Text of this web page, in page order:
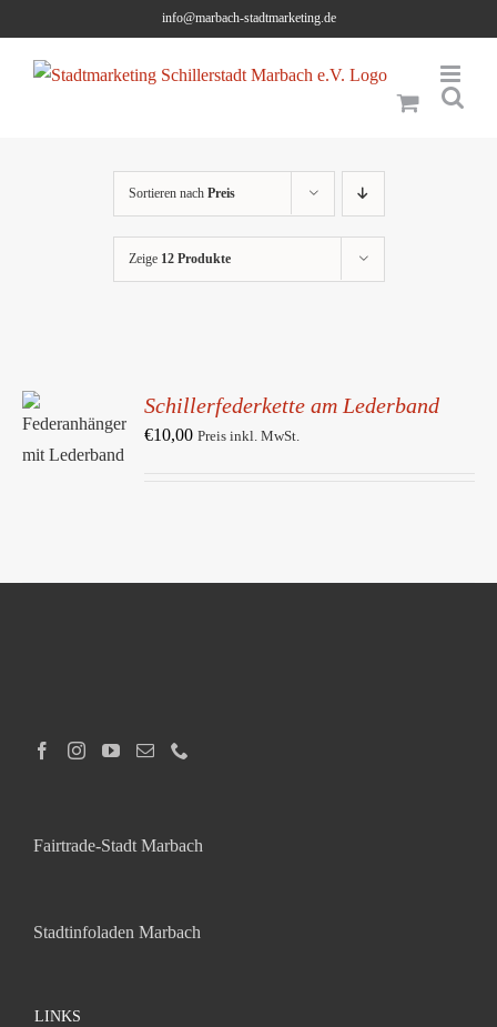
content
info@marbach-stadtmarketing.de
Sortieren nach Preis
Zeige 12 Produkte
WARENKORB
/
Schillerfederkette am Lederband
€10,00 Preis inkl. MwSt.
Fairtrade-Stadt Marbach
Stadtinfoladen Marbach
LINKS